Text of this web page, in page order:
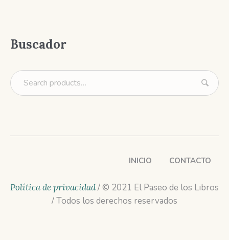
Buscador
INICIO CONTACTO
Política de privacidad/ © 2021 El Paseo de los Libros
/ Todos los derechos reservados